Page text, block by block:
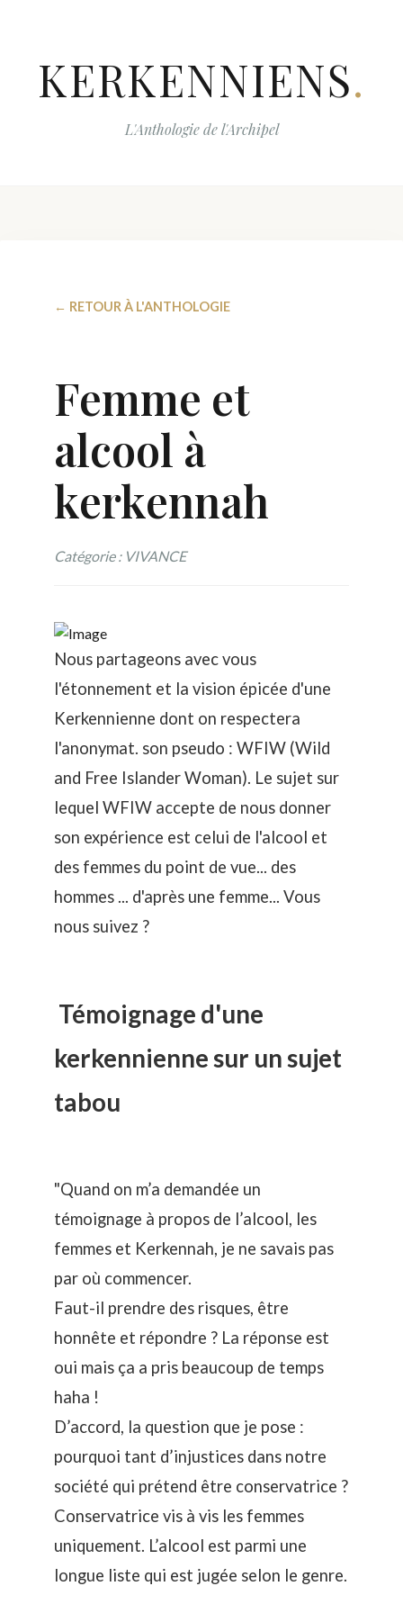
KERKENNIENS.
L'Anthologie de l'Archipel
← RETOUR À L'ANTHOLOGIE
Femme et
alcool à
kerkennah
Catégorie : VIVANCE
Nous partageons avec vous
l'étonnement et la vision épicée d'une
Kerkennienne dont on respectera
l'anonymat. son pseudo : WFIW (Wild
and Free Islander Woman). Le sujet sur
lequel WFIW accepte de nous donner
son expérience est celui de l'alcool et
des femmes du point de vue... des
hommes ... d'après une femme... Vous
nous suivez ?
Témoignage d'une
kerkennienne sur un sujet
tabou
"Quand on m’a demandée un
témoignage à propos de l’alcool, les
femmes et Kerkennah, je ne savais pas
par où commencer.
Faut-il prendre des risques, être
honnête et répondre ? La réponse est
oui mais ça a pris beaucoup de temps
haha !
D’accord, la question que je pose :
pourquoi tant d’injustices dans notre
société qui prétend être conservatrice ?
Conservatrice vis à vis les femmes
uniquement. L’alcool est parmi une
longue liste qui est jugée selon le genre.